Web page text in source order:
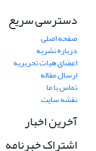
دسترسی سریع
صفحه اصلی
درباره نشریه
اعضای هیات تحریریه
ارسال مقاله
تماس با ما
نقشه سایت
آخرین اخبار
اشتراک خبرنامه